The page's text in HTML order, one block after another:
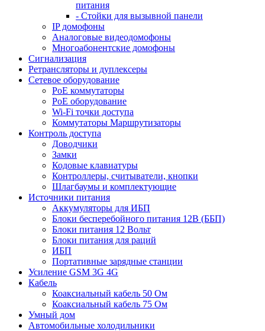
питания
- Стойки для вызывной панели
IP домофоны
Аналоговые видеодомофоны
Многоабонентские домофоны
Сигнализация
Ретрансляторы и дуплексеры
Сетевое оборудование
PoE коммутаторы
PoE оборудование
Wi-Fi точки доступа
Коммутаторы Маршрутизаторы
Контроль доступа
Доводчики
Замки
Кодовые клавиатуры
Контроллеры, считыватели, кнопки
Шлагбаумы и комплектующие
Источники питания
Аккумуляторы для ИБП
Блоки бесперебойного питания 12В (ББП)
Блоки питания 12 Вольт
Блоки питания для раций
ИБП
Портативные зарядные станции
Усиление GSM 3G 4G
Кабель
Коаксиальный кабель 50 Ом
Коаксиальный кабель 75 Ом
Умный дом
Автомобильные холодильники